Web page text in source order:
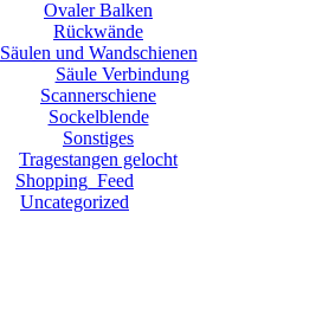
Ovaler Balken
Rückwände
Säulen und Wandschienen
Säule Verbindung
Scannerschiene
Sockelblende
Sonstiges
Tragestangen gelocht
Shopping_Feed
Uncategorized